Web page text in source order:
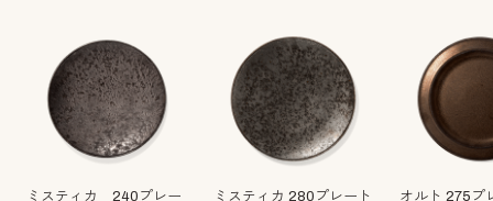
ミスティカ 240プレー
ミスティカ 280プレート
オルト 275プ